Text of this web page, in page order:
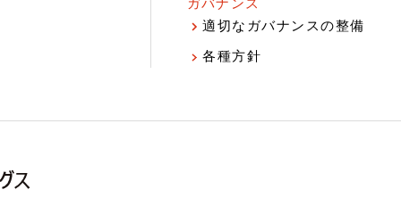
ガバナンス
適切なガバナンスの整備
各種方針